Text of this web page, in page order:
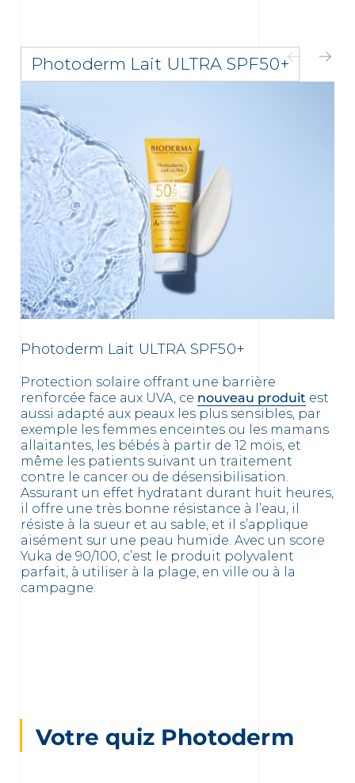
Photoderm Lait ULTRA SPF50+
Photoderm Lait ULTRA SPF50+
Protection solaire offrant une barrière
renforcée face aux UVA, ce nouveau produit est
aussi adapté aux peaux les plus sensibles, par
exemple les femmes enceintes ou les mamans
allaitantes, les bébés à partir de 12 mois, et
même les patients suivant un traitement
contre le cancer ou de désensibilisation.
Assurant un effet hydratant durant huit heures,
il offre une très bonne résistance à l’eau, il
résiste à la sueur et au sable, et il s’applique
aisément sur une peau humide. Avec un score
Yuka de 90/100, c’est le produit polyvalent
parfait, à utiliser à la plage, en ville ou à la
campagne.
Votre quiz Photoderm